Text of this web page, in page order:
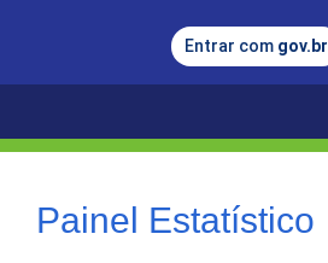
Entrar com gov.br
Painel Estatístico